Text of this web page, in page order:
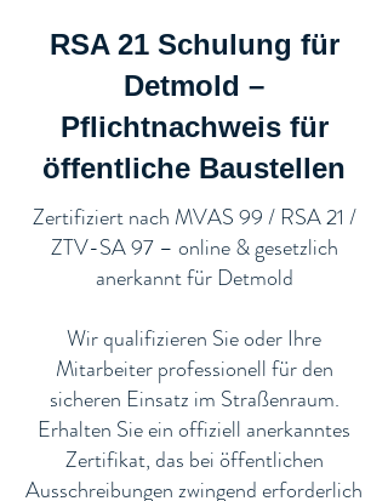
RSA 21 Schulung für
Detmold –
Pflichtnachweis für
öffentliche Baustellen​
​Zertifiziert nach MVAS 99 / RSA 21 /
ZTV-SA 97 – online & gesetzlich
anerkannt für Detmold
Wir qualifizieren Sie oder Ihre
Mitarbeiter professionell für den
sicheren Einsatz im Straßenraum.
Erhalten Sie ein offiziell anerkanntes
Zertifikat, das bei öffentlichen
Ausschreibungen zwingend erforderlich